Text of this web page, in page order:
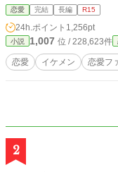
お屋敷に
たりと予定外の出来
世からの
嬢の華麗
恋愛 完結 長編 R15
24h.ポイント 1,256pt
小説 1,007 位 / 228,623件
恋愛 イケメン 恋愛フ
2